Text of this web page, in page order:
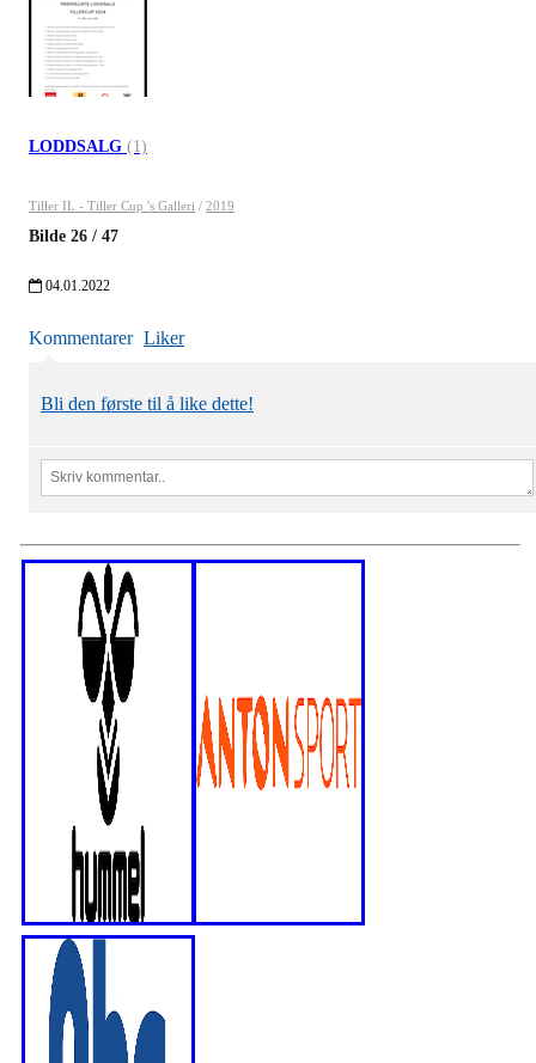
LODDSALG (1)
Tiller IL - Tiller Cup 's Galleri / 2019
Bilde 26 / 47
04.01.2022
Kommentarer Liker
Bli den første til å like dette!